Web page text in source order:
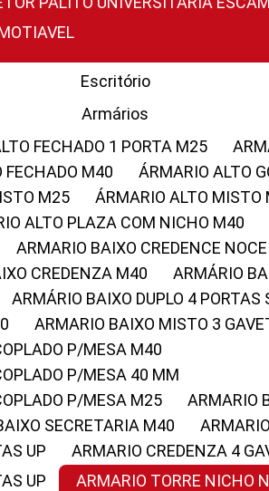
Escritório
Armários
FECHADO 1 PORTA M25
FECHADO M40
ÁRMARIO ALTO
M25
ÁRMARIO ALTO MISTO
ALTO PLAZA COM NICHO M40
ARMARIO BAIXO CREDENCE
CREDENZA M40
ARMÁRIO
ARMÁRIO BAIXO DUPLO 4
ARMARIO BAIXO MISTO 3
P/MESA M40
P/MESA 40 MM
P/MESA M25
SECRETARIA M40
UP
ARMARIO CREDENZA 4
UP
ARMARIO TORRE NICHO